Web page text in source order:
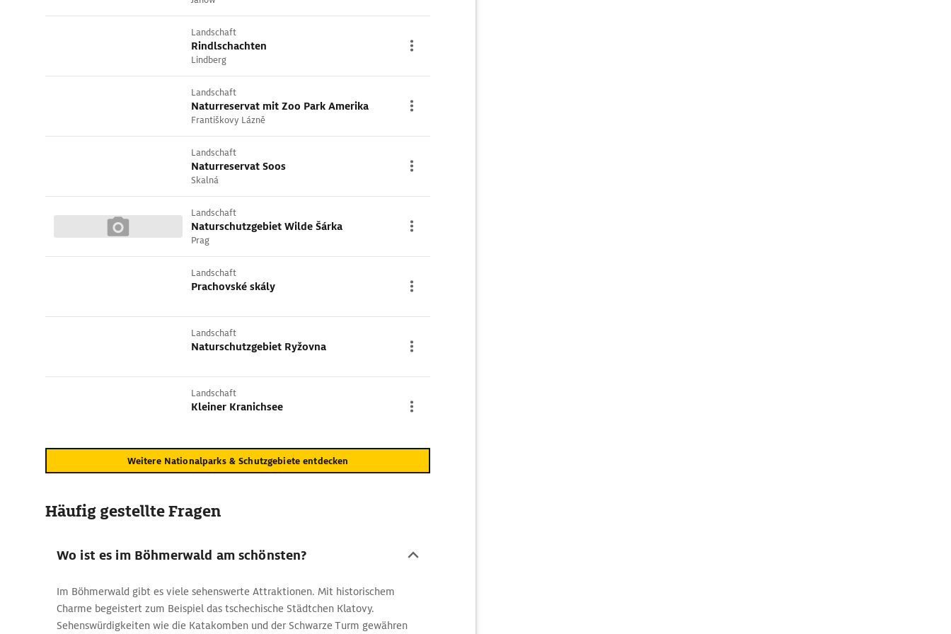
Landschaft
Rindlschachten
Lindberg
Landschaft
Naturreservat mit Zoo Park Amerika
Františkovy Lázně
Landschaft
Naturreservat Soos
Skalná
Landschaft
Naturschutzgebiet Wilde Šárka
Prag
Landschaft
Prachovské skály
Landschaft
Naturschutzgebiet Ryžovna
Landschaft
Kleiner Kranichsee
Weitere Nationalparks & Schutzgebiete entdecken
Häufig gestellte Fragen
Wo ist es im Böhmerwald am schönsten?
Im Böhmerwald gibt es viele sehenswerte Attraktionen. Mit historischem
Charme begeistert zum Beispiel das tschechische Städtchen Klatovy.
Sehenswürdigkeiten wie die Katakomben und der Schwarze Turm gewähren